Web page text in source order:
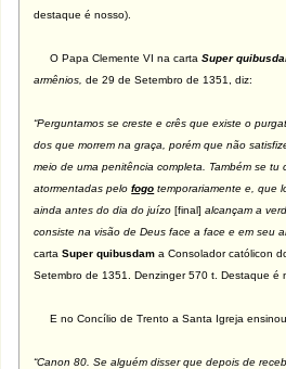
destaque é nosso).
O Papa Clemente VI na cartaSuper
armênios, de 29 de Setembro de 1351, diz:
“Perguntamos se creste e crês que existe o
dos que morrem na graça, porém que não
meio de uma penitência completa. Também se tu
atormentadas pelofogo temporariamente e, que
ainda antes do dia do juízo[final]alcançam a
consiste na visão de Deus face a face e em seu
cartaSuper quibusdam a Consolador católicon
Setembro de 1351. Denzinger 570 t. Destaque é
E no Concílio de Trento a Santa Igreja
“Canon 80. Se alguém disser que depois de